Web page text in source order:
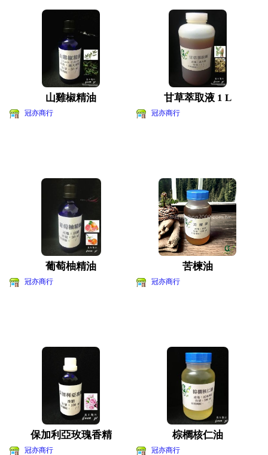
山雞椒精油
冠亦商行
甘草萃取液 1 L
冠亦商行
葡萄柚精油
冠亦商行
苦楝油
冠亦商行
保加利亞玫瑰香精
冠亦商行
棕櫚核仁油
冠亦商行